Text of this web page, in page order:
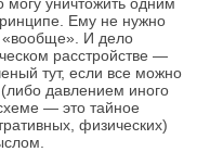
Ему не нужно
«вообще». И дело
расстройстве —
тут, если все можно
давлением иного
— это тайное
физических)